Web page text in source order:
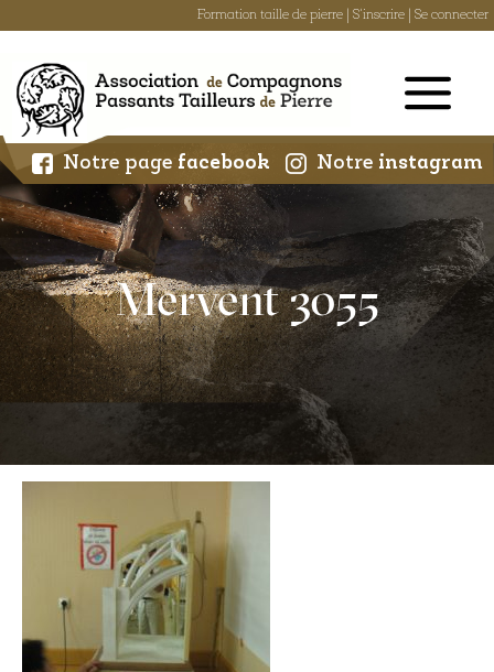
Formation taille de pierre S'inscrire Se connecter
content
Notre page facebook Notre instagram
Mervent 3055